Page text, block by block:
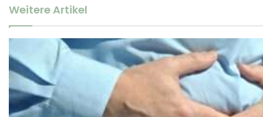
Weitere Artikel